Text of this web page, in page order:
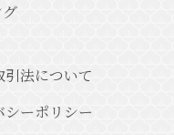
引法について
シーポリシー